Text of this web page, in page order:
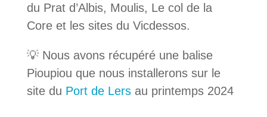
du Prat d’Albis, Moulis, Le col de la
Core et les sites du Vicdessos.
💡 Nous avons récupéré une balise
Pioupiou que nous installerons sur le
site du Port de Lersau printemps 2024